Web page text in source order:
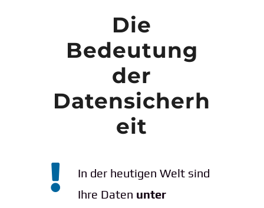
Die
Bedeutung
der
Datensicherh
eit

In der heutigen Welt sind
Ihre Daten unter